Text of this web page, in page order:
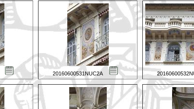
20160600531NUC2A